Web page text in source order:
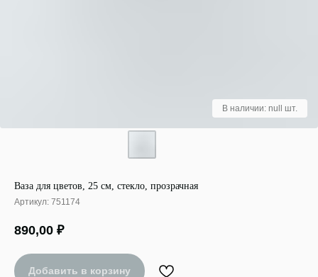
Ваза для цветов, 25 см, стекло, прозрачная
Артикул: 751174
890,00 ₽
Добавить в корзину